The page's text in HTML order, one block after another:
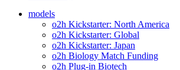
models
o2h Kickstarter: North America
o2h Kickstarter: Global
o2h Kickstarter: Japan
o2h Biology Match Funding
o2h Plug-in Biotech